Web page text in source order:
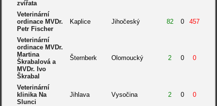
zvířata
Veterinární
ordinace MVDr.
Petr Fischer
Kaplice Jihočeský 82 0 457
Veterinární
ordinace MVDr.
Martina
Škrabalová a
MVDr. Ivo
Škrabal
Šternberk Olomoucký 2 0 0
Veterinární
klinika Na
Slunci
Jihlava Vysočina 2 0 0